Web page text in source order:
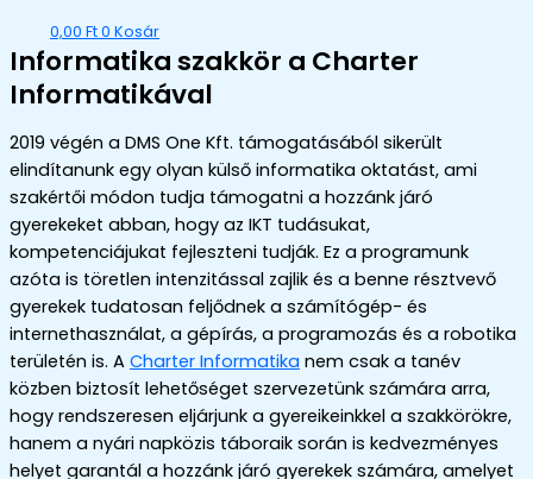
0,00 Ft0 Kosár
Informatika szakkör a Charter
Informatikával
2019 végén a DMS One Kft. támogatásából sikerült
elindítanunk egy olyan külső informatika oktatást, ami
szakértői módon tudja támogatni a hozzánk járó
gyerekeket abban, hogy az IKT tudásukat,
kompetenciájukat fejleszteni tudják. Ez a programunk
azóta is töretlen intenzitással zajlik és a benne résztvevő
gyerekek tudatosan feljődnek a számítógép- és
internethasználat, a gépírás, a programozás és a robotika
területén is. A Charter Informatika nem csak a tanév
közben biztosít lehetőséget szervezetünk számára arra,
hogy rendszeresen eljárjunk a gyereikeinkkel a szakkörökre,
hanem a nyári napközis táboraik során is kedvezményes
helyet garantál a hozzánk járó gyerekek számára, amelyet